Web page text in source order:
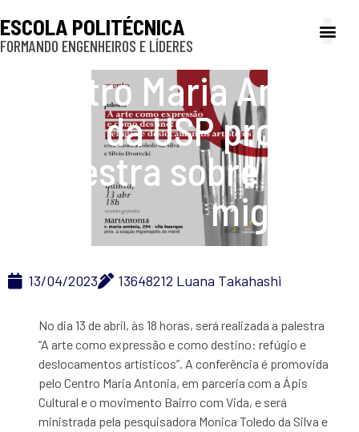
ESCOLA POLITÉCNICA
FORMANDO ENGENHEIROS E LÍDERES
Centro Maria Antonia
da USP promove
palestra sobre arte e
migração
13/04/2023 13648212 Luana Takahashi
No dia 13 de abril, às 18 horas, será realizada a palestra
“A arte como expressão e como destino: refúgio e
deslocamentos artísticos”. A conferência é promovida
pelo Centro Maria Antonia, em parceria com a Ápis
Cultural e o movimento Bairro com Vida, e será
ministrada pela pesquisadora Monica Toledo da Silva e